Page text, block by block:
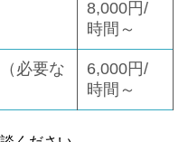
8,000円/
時間～
必要な
6,000円/
時間～